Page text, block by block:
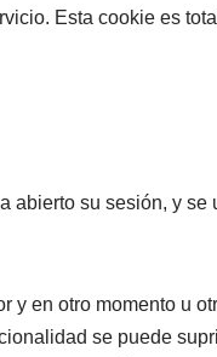
Esta cookie es
abierto su sesión, y
en otro momento u
se puede